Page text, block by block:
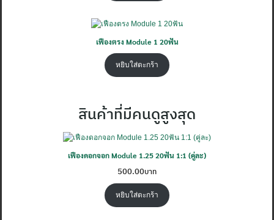
เฟืองตรง Module 1 20ฟัน
หยิบใส่ตะกร้า
สินค้าที่มีคนดูสูงสุด
เฟืองดอกจอก Module 1.25 20ฟัน 1:1 (คู่ละ)
500.00
หยิบใส่ตะกร้า